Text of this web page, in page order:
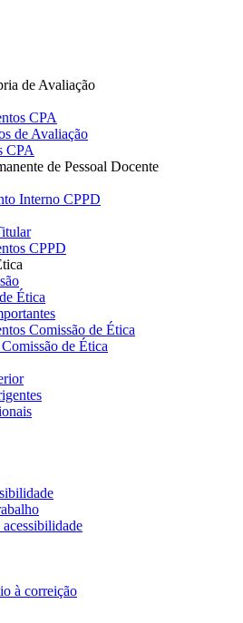
de Avaliação
CPA
de Avaliação
CPA
de Pessoal Docente
Interno CPPD
CPPD
Ética
Comissão de Ética
de Ética
à correição